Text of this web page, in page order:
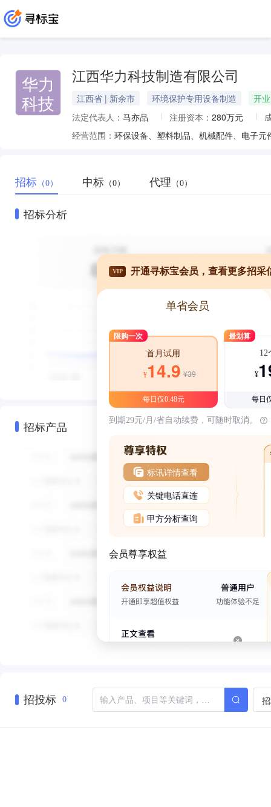
华力
科技
江西华力科技制造有限公司
江西省 | 新余市 环境保护专用设备制造
开业
法定代表人： 马亦品 注册资本： 280万元
经营范围：
招标 （0） 中标 （0） 代理 （0）
招标分析
招标产品
VIP 开通寻标宝会员，查看更多招采
单省会员
限购一次
首月试用
¥14.9 ¥39
每日仅0.48元
最划算
12
¥
每日
到期29元/月/省自动续费，可随时取消。
标讯详情查看
关键电话直连
甲方分析查询
会员尊享权益
招投标 0